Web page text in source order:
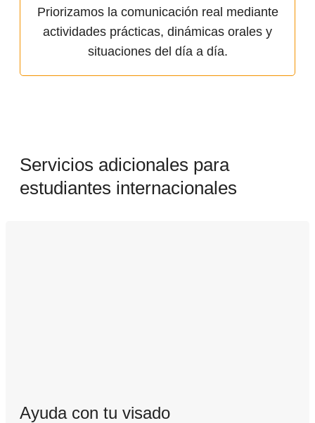
Priorizamos la comunicación real mediante
actividades prácticas, dinámicas orales y
situaciones del día a día.
Servicios adicionales para
estudiantes internacionales
Ayuda con tu visado